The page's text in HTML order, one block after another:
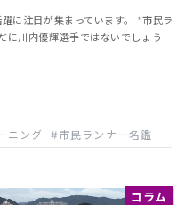
に注目が集まっています。 "市民ラ
に川内優輝選手ではないでしょう
ニング 市民ランナー名鑑
コラム